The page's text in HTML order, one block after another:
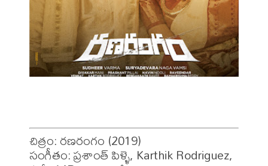
చిత్రం: రణరంగం (2019)
సంగీతం: ప్రశాంత్ పిళ్ళై, Karthik Rodriguez,